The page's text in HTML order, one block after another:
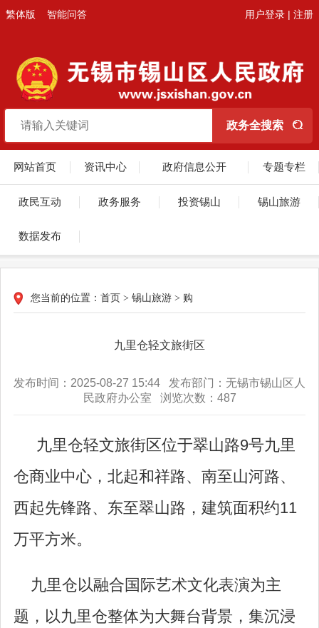
繁体版 智能问答 用户登录 | 注册
网站首页 资讯中心 政府信息公开 专题专栏
政民互动 政务服务 投资锡山 锡山旅游
数据发布
您当前的位置： 首页 > 锡山旅游 > 购
九里仓轻文旅街区
发布时间：2025-08-27 15:44 发布部门：无锡市锡山区人
民政府办公室 浏览次数： 487
九里仓轻文旅街区位于翠山路9号九里
仓商业中心，北起和祥路、南至山河路、
西起先锋路、东至翠山路，建筑面积约11
万平方米。
九里仓以融合国际艺术文化表演为主
题，以九里仓整体为大舞台背景，集沉浸